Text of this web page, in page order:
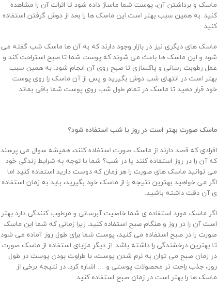
ماسک و برداشتن آن، پوست شما ماساژ داده شود تا اثرات آن را مشاهده
کنید. به همین سبب بهتر است این ماسک ها را بعد از دوش گرفتن استفاده
کنید.
ماسک های دیگری نیز در بازار وجود دارند که به آن ها ماسک شب گفته می
شود و این ماسک ها باعث می شوند که پوست شما تا صبح استراحت کند و
عمل رطوبت رسانی و پاکسازی تا صبح روی آن انجام شود. به همین سبب
بهتر است در انتهای شب دوش بگیرید و پس از آن ماسک را روی پوست
خود قرار دهید تا ماسک در تمام طول شب روی پوست شما باقی بماند.
ماسک صورت بهتر است در روز یا شب استفاده شود؟
افرادی که قصد دارند از ماسک صورت استفاده کنند، همیشه سوال می پرسند
که آن را در روز استفاده کنند یا در شب؟ شما با توجه به شرایط زندگی خود
می توانید ماسک های صورت را هر زمان که دوست دارید استفاده کنید اما
اگر می خواهید بهترین نتیجه را از ماسک خود بگیرید، باید به زمان استفاده
ی آن دقت داشته باشید.
اگر ماسک مورد استفاده ی شما خاصیت آبرسانی و مرطوب کنندگی دارد بهتر
است آن را در روز و هنگام صبح استفاده کنید. زیرا زمانی که شما این ماسک
صورت را در صبح استفاده می کنید، پوست شما برای طول روز آماده می شود
تا بهترین درخشندگی را داشته باشد. از دیگر مزایای استفاده از ماسک صورت
در زمان صبح می توان به نرم شدن پوست، با طراوت بودن پوست در طول
روز، جذب راحت تر محصولات پوستی و … اشاره کرد. در نتیجه برخی از
ماسک ها را بهتر است در زمان صبح استفاده کنید.